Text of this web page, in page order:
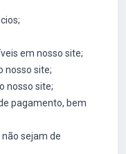
em nosso site;
nosso site;
nosso site;
pagamento, bem
sejam de